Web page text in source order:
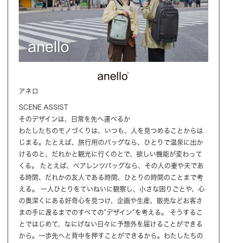
アネロ
SCENE ASSIST
そのデザインは、日常を先へ運べるか
わたしたちのモノづくりは、いつも、人を見つめることからは
じまる。たとえば、旅行用のバッグなら、ひとりで温泉に出か
けるのと、だれかと観光に行くのとで、欲しい機能が変わって
くる。 たとえば、ペアレンツバッグなら、その人の妻や夫であ
る時間、だれかの友人である時間、ひとりの時間のことまで考
える。 一人ひとりをていねいに観察し、小さな困りごとや、心
の奥深くにある好奇心を見つけ、企画や生産、販売などお客さ
まの手に渡るまでのすべての”デザイン”を考える。 そうするこ
とではじめて、なにげない日々に予想外を届けることができる
から。一歩先へと背中を押すことができるから。わたしたちの